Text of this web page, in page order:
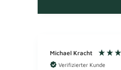
Michael Kracht
Verifizierter Kunde